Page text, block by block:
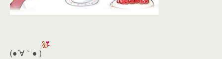
(●´∀｀● )